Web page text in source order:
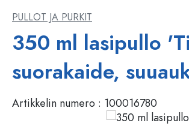
Lasipurkit
Kosmetiikka-astiat
PULLOT JA PURKIT
350 ml lasipullo
suorakaide,
Artikkelin numero : 100016780